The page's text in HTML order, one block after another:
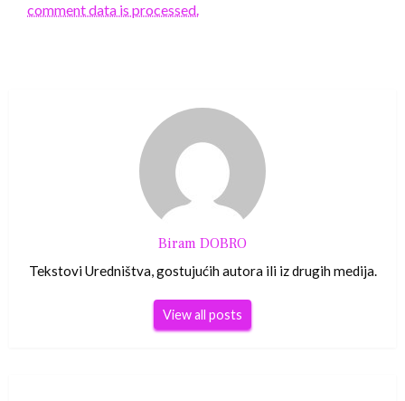
comment data is processed.
Biram DOBRO
Tekstovi Uredništva, gostujućih autora ili iz drugih medija.
View all posts